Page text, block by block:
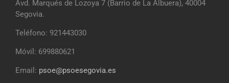
Avd. Marqués de Lozoya 7 (Barrio de La Albuera), 40004
Segovia.
Teléfono: 921443030
Móvil: 699880621
Email: psoe@psoesegovia.es